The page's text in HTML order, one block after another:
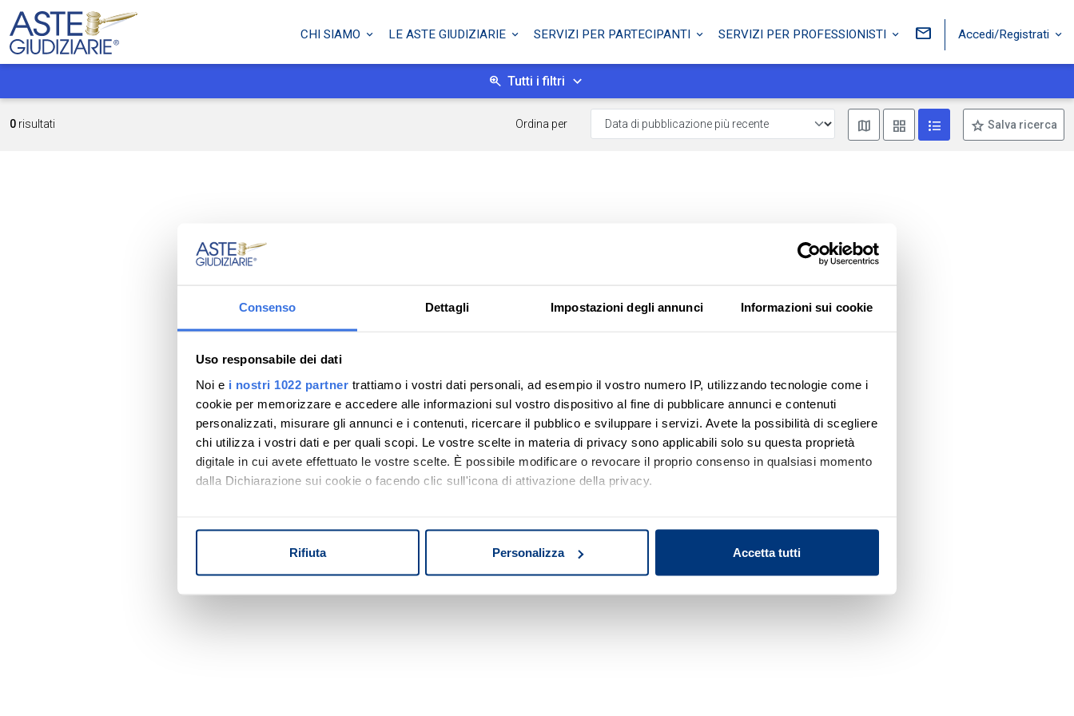
Consenso Dettagli Impostazioni degli annunci Informazioni sui cookie
Uso responsabile dei dati
Noi e i nostri 1022 partner trattiamo i vostri dati personali, ad esempio il vostro numero IP, utilizzando tecnologie come i
cookie per memorizzare e accedere alle informazioni sul vostro dispositivo al fine di pubblicare annunci e contenuti
personalizzati, misurare gli annunci e i contenuti, ricercare il pubblico e sviluppare i servizi. Avete la possibilità di scegliere
chi utilizza i vostri dati e per quali scopi. Le vostre scelte in materia di privacy sono applicabili solo su questa proprietà
digitale in cui avete effettuato le vostre scelte. È possibile modificare o revocare il proprio consenso in qualsiasi momento
dalla Dichiarazione sui cookie o facendo clic sull'icona di attivazione della privacy.
Identificare il tuo dispositivo, scansionandolo attivamente alla ricerca di caratteristiche specifiche (impronte
digitali).
Rifiuta Personalizza Accetta tutti
CHI SIAMO LE ASTE GIUDIZIARIE SERVIZI PER PARTECIPANTI SERVIZI PER PROFESSIONISTI Accedi/Registrati
Tutti i filtri
0 risultati Ordina per Mostra mappaMostra come box
Mostra come lista
Salva ricerca
Nessun risultato di ricerca
Prova a modificare o rimuovere alcuni filtri o
a cambiare l'area di ricerca.